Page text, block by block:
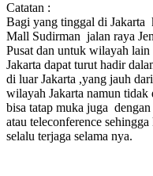
Catatan :
Bagi yang tinggal di Jakarta
Mall Sudirman jalan raya
Pusat dan untuk wilayah
Jakarta dapat turut hadir
di luar Jakarta ,yang jauh
wilayah Jakarta namun
bisa tatap muka juga
atau teleconference
selalu terjaga selama nya.